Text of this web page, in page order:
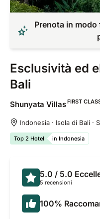
Prenota in
Esclusività ed
Bali
Shunyata VillasFIRST
Indonesia · Isola di Bali ·
Top 2 Hotel in Indonesia
5.0 / 5.0
5 recensioni
100%